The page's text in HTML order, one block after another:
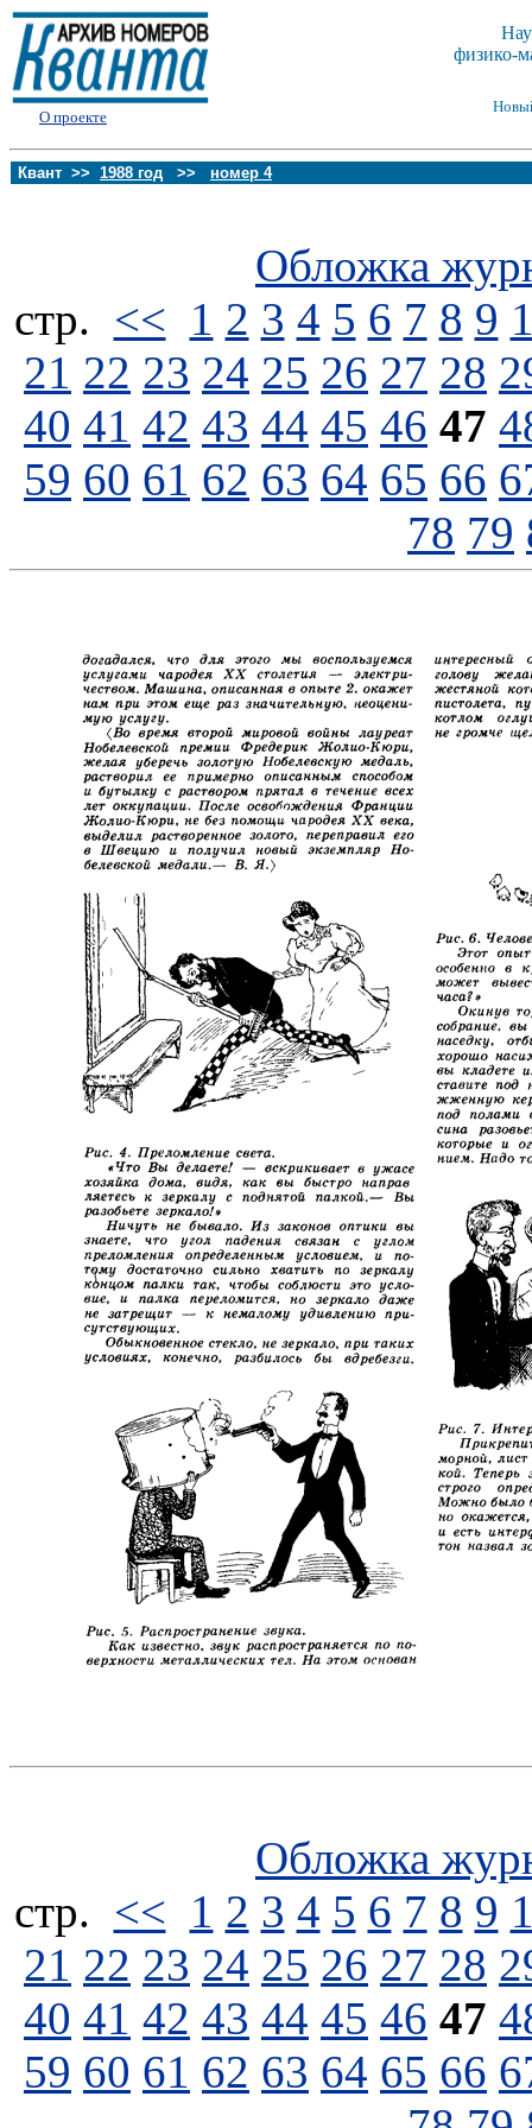
О проекте
физико-
Квант >> 1988 год >> номер 4
Обложка
стp. << 1 2 3 4 5 6 7 8 9
21 22 23 24 25 26 27 28
40 41 42 43 44 45 46 47
59 60 61 62 63 64 65 66
78 79
Обложка
стp. << 1 2 3 4 5 6 7 8 9
21 22 23 24 25 26 27 28
40 41 42 43 44 45 46 47
59 60 61 62 63 64 65 66